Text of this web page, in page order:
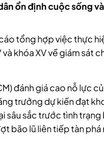
ổn định cuộc sống
tổng hợp việc thực
khóa XV về giám sát
đánh giá cao nỗ lực
trưởng dự kiến đạt
sâu sắc trước tình trạng
bão lũ liên tiếp tàn phá